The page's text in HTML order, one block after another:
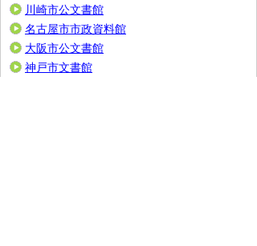
川崎市公文書館
名古屋市市政資料館
大阪市公文書館
神戸市文書館